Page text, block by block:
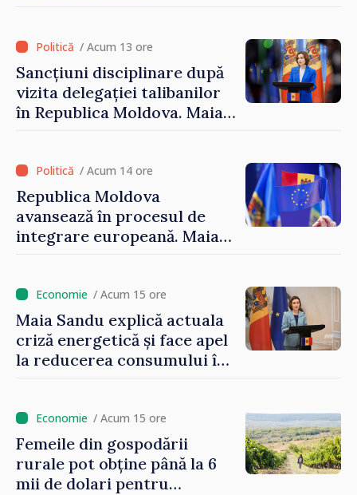
/ Acum 13 ore
Sancțiuni disciplinare după
vizita delegației talibanilor
în Republica Moldova. Maia
cunosc politica statului”
/ Acum 14 ore
Republica Moldova
avansează în procesul de
integrare europeană. Maia
/ Acum 15 ore
Maia Sandu explică actuala
criză energetică și face apel
la reducerea consumului în
un nivel mai mic”
/ Acum 15 ore
Femeile din gospodării
rurale pot obține până la 6
mii de dolari pentru